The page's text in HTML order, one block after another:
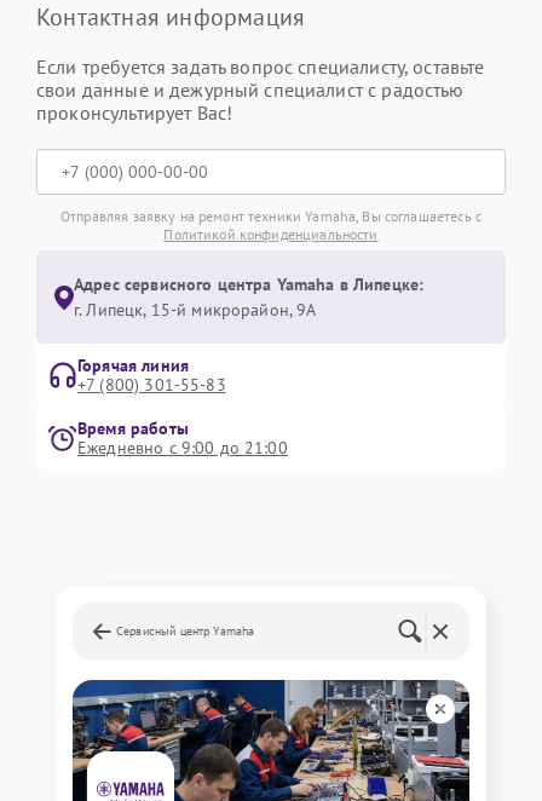
Контактная информация
Если требуется задать вопрос специалисту, оставьте
свои данные и дежурный специалист с радостью
проконсультирует Вас!
Отправляя заявку на ремонт техники Yamaha, Вы соглашаетесь с
Политикой конфиденциальности
Адрес сервисного центра Yamaha в Липецке:
г. Липецк, 15-й микрорайон, 9А
Горячая линия
+7 (800) 301-55-83
Время работы
Ежедневно с 9:00 до 21:00
Сервисный центр Yamaha